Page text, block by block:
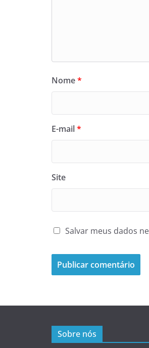
Nome*
E-mail*
Site
Salvar meus dados
Sobre nós